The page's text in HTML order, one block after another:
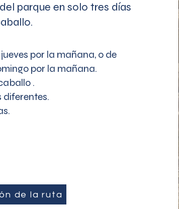
parque en solo tres días
por la mañana, o de
por la mañana.
.
diferentes.
de la ruta